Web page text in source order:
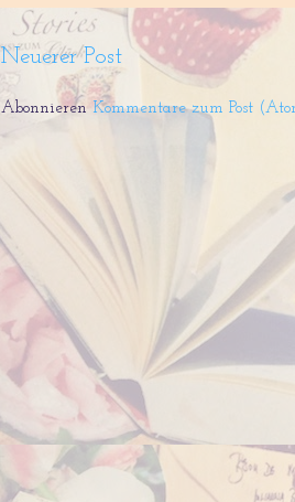
Neuerer Post
Abonnieren Kommentare zum Post